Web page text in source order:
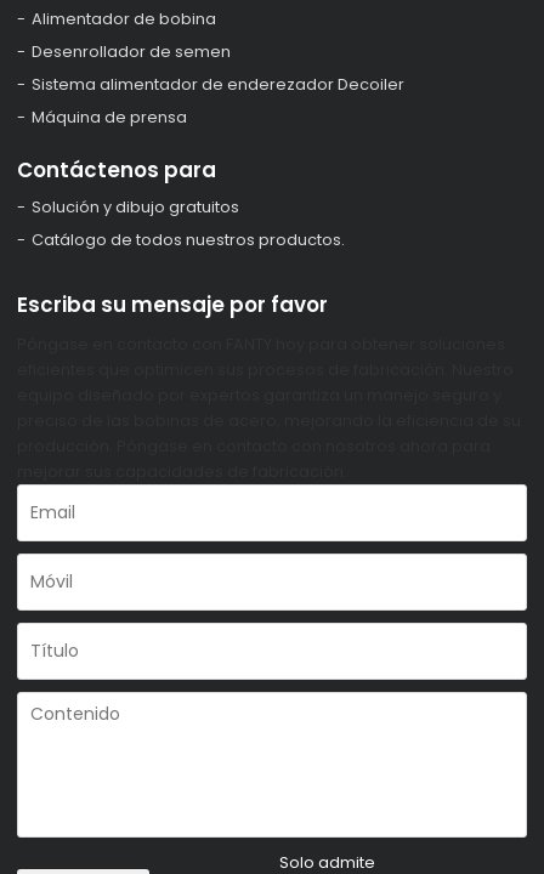
Alimentador de bobina
Desenrollador de semen
Sistema alimentador de enderezador Decoiler
Máquina de prensa
Contáctenos para
Solución y dibujo gratuitos
Catálogo de todos nuestros productos.
Escriba su mensaje por favor
Solo admite